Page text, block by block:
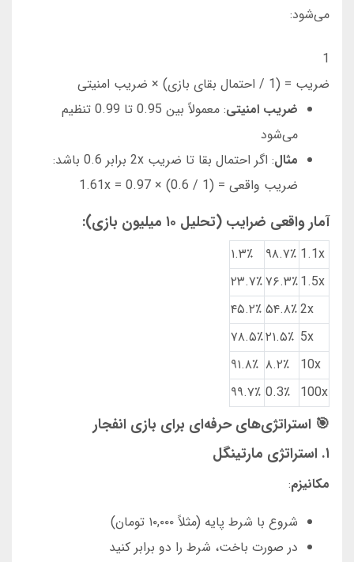
می‌شود:
1
ضریب = (1 / احتمال بقای بازی) × ضریب امنیتی
ضریب امنیتی
: معمولاً بین 0.95 تا 0.99 تنظیم
می‌شود
مثال
: اگر احتمال بقا تا ضریب 2x برابر 0.6 باشد:
ضریب واقعی = (1 / 0.6) × 0.97 = 1.61x
آمار واقعی ضرایب (تحلیل ۱۰ میلیون بازی):
1.1x ۹۸.۷٪
۱.۳٪
1.5x۷۶.۳٪۲۳.۷٪
2x۵۴.۸٪ ۴۵.۲٪
5x ۲۱.۵٪۷۸.۵٪
10x ۸.۲٪ ۹۱.۸٪
100x 0.3٪ ۹۹.۷٪
🎯 استراتژی‌های حرفه‌ای برای بازی انفجار
۱. استراتژی مارتینگل
مکانیزم:
شروع با شرط پایه (مثلاً ۱۰,۰۰۰ تومان)
در صورت باخت، شرط را دو برابر کنید